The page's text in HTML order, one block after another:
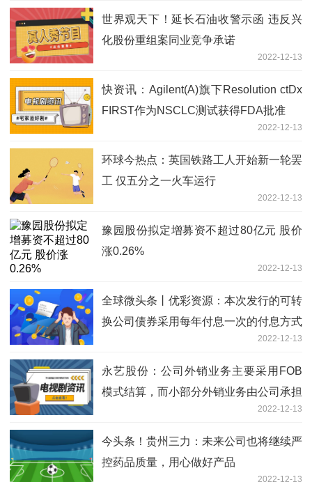
世界观天下！延长石油收警示函 违反兴
化股份重组案同业竞争承诺
2022-12-13
快资讯：Agilent(A)旗下Resolution ctDx
FIRST作为NSCLC测试获得FDA批准
2022-12-13
环球今热点：英国铁路工人开始新一轮罢
工 仅五分之一火车运行
2022-12-13
豫园股份拟定增募资不超过80亿元 股价
涨0.26%
2022-12-13
全球微头条丨优彩资源：本次发行的可转
换公司债券采用每年付息一次的付息方式
2022-12-13
永艺股份：公司外销业务主要采用FOB
模式结算，而小部分外销业务由公司承担
海运费，且海运拥堵缓解有助于降低前期
库存，因此对公司经营有一定的积极影响
2022-12-13
今头条！贵州三力：未来公司也将继续严
控药品质量，用心做好产品
2022-12-13